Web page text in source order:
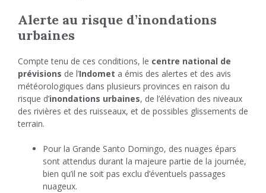
Alerte au risque d’inondations
urbaines
Compte tenu de ces conditions, le centre national de
prévisions de l’Indomet a émis des alertes et des avis
météorologiques dans plusieurs provinces en raison du
risque d’inondations urbaines, de l’élévation des niveaux
des rivières et des ruisseaux, et de possibles glissements de
terrain.
Pour la Grande Santo Domingo, des nuages épars
sont attendus durant la majeure partie de la journée,
bien qu’il ne soit pas exclu d’éventuels passages
nuageux.